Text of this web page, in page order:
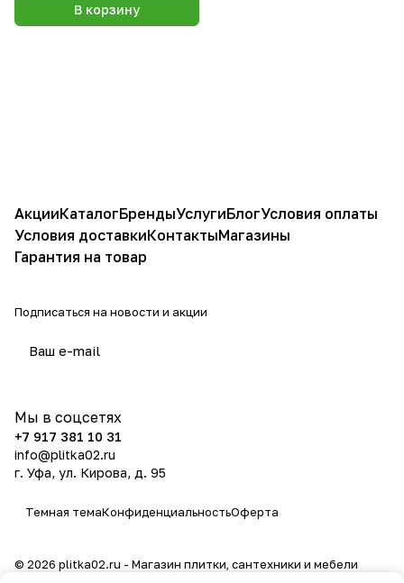
В корзину
АкцииКаталогБрендыУслугиБлогУсловия оплаты
Условия доставкиКонтактыМагазины
Гарантия на товар
Подписаться на новости и акции
Мы в соцсетях
+7 917 381 10 31
info@plitka02.ru
г. Уфа, ул. Кирова, д. 95
Темная темаКонфиденциальностьОферта
© 2026 plitka02.ru - Магазин плитки, сантехники и мебели